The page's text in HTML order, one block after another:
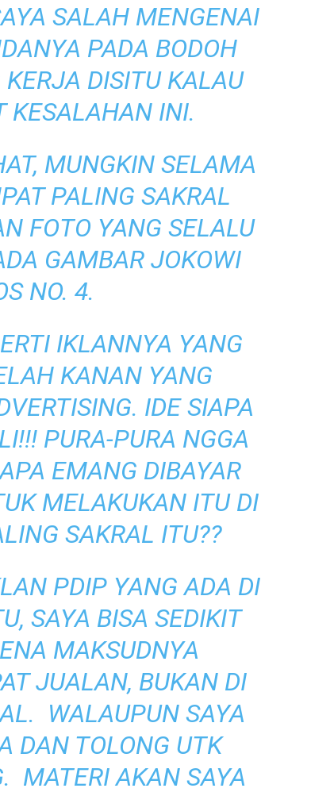
SALAH MENGENAI
PADA BODOH
DISITU KALAU
KESALAHAN INI.
MUNGKIN SELAMA
PALING SAKRAL
FOTO YANG SELALU
GAMBAR JOKOWI
NO. 4.
IKLANNYA YANG
KANAN YANG
IDE SIAPA
PURA-PURA NGGA
EMANG DIBAYAR
MELAKUKAN ITU DI
SAKRAL ITU??
PDIP YANG ADA DI
SAYA BISA SEDIKIT
MAKSUDNYA
JUALAN, BUKAN DI
WALAUPUN SAYA
DAN TOLONG UTK
MATERI AKAN SAYA